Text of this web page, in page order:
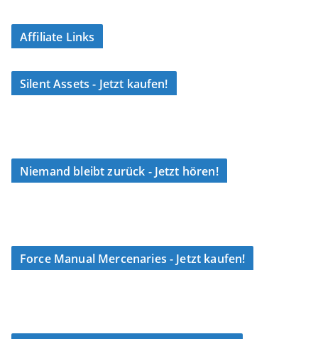
Affiliate Links
Silent Assets - Jetzt kaufen!
Niemand bleibt zurück - Jetzt hören!
Force Manual Mercenaries - Jetzt kaufen!